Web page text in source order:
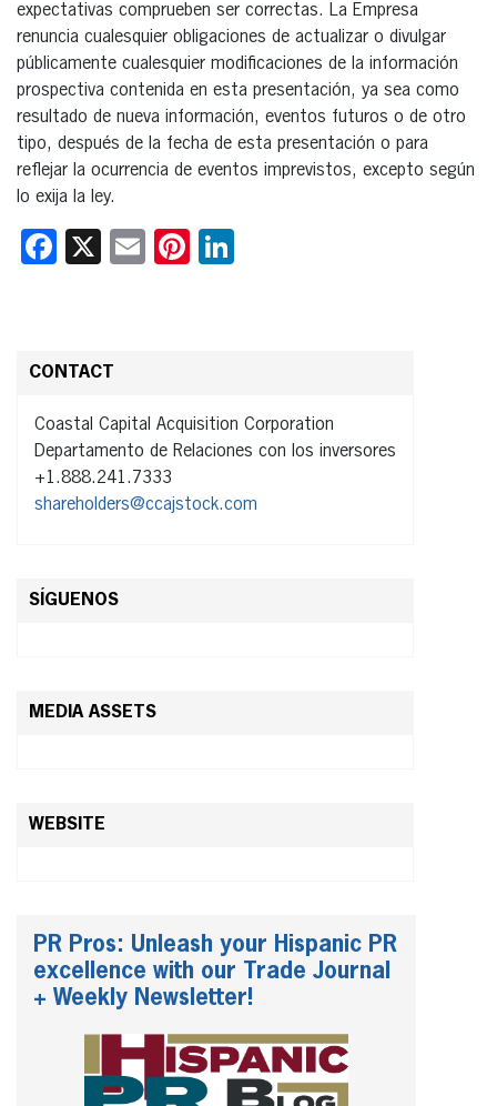
expectativas comprueben ser correctas. La Empresa
renuncia cualesquier obligaciones de actualizar o divulgar
públicamente cualesquier modificaciones de la información
prospectiva contenida en esta presentación, ya sea como
resultado de nueva información, eventos futuros o de otro
tipo, después de la fecha de esta presentación o para
reflejar la ocurrencia de eventos imprevistos, excepto según
lo exija la ley.
Facebook
X EmailPinterest
CONTACT
Coastal Capital Acquisition Corporation
Departamento de Relaciones con los inversores
+1.888.241.7333
shareholders@ccajstock.com
SÍGUENOS
MEDIA ASSETS
WEBSITE
PR Pros: Unleash your Hispanic PR
excellence with our Trade Journal
+ Weekly Newsletter!